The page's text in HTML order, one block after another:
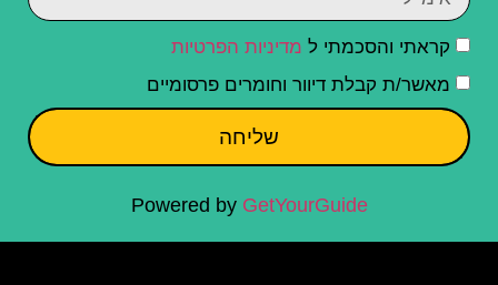
קראתי והסכמתי ל מדיניות הפרטיות
מאשר/ת קבלת דיוור וחומרים פרסומיים
שליחה
Powered by GetYourGuide